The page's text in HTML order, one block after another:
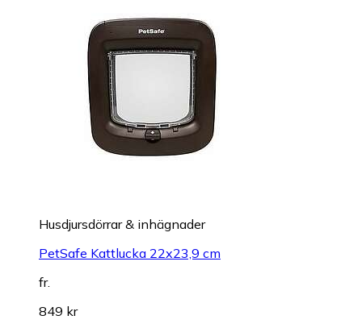
Husdjursdörrar & inhägnader
PetSafe Kattlucka 22x23,9 cm
fr.
849 kr